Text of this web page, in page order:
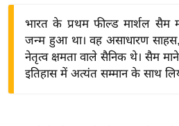
द्योभारत के प्रथम फील्ड मार्शल सैम
जन्म हुआ था। वह असाधारण साहस,
नेतृत्व क्षमता वाले सैनिक थे। सैम
इतिहास में अत्यंत सम्मान के साथ